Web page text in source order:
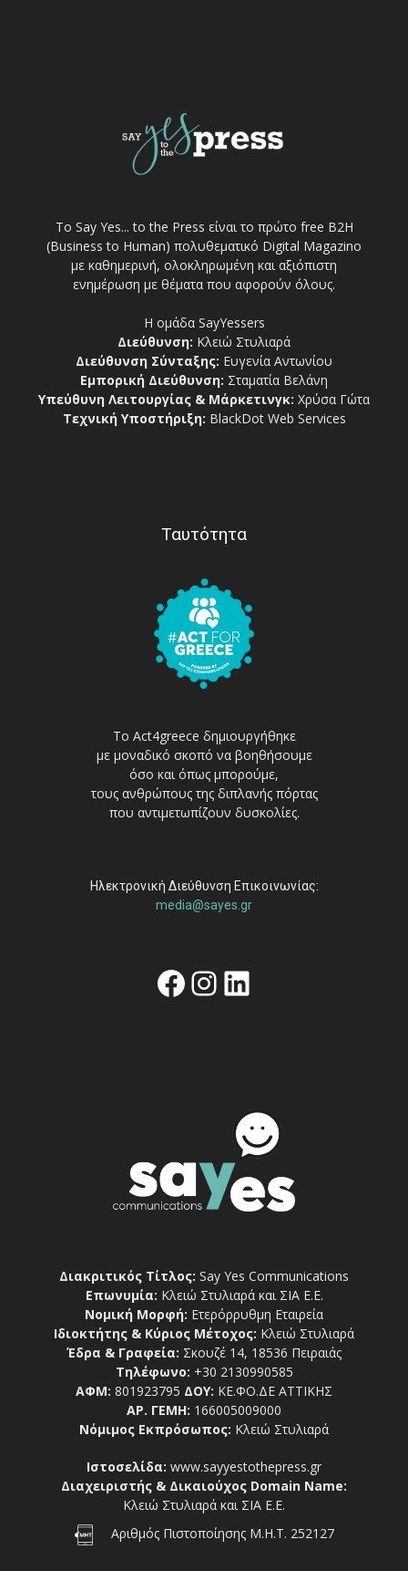
Το Say Yes... to the Press είναι το πρώτο free Β2Η
(Business to Human) πολυθεματικό Digital Magazino
με καθημερινή, ολοκληρωμένη και αξιόπιστη
ενημέρωση με θέματα που αφορούν όλους.
Η ομάδα SayYessers
Διεύθυνση: Κλειώ Στυλιαρά
Διεύθυνση Σύνταξης: Ευγενία Αντωνίου
Εμπορική Διεύθυνση: Σταματία Βελάνη
Υπεύθυνη Λειτουργίας & Μάρκετινγκ: Χρύσα Γώτα
Τεχνική Υποστήριξη: BlackDot Web Services
Ταυτότητα
Το Act4greece δημιουργήθηκε
με μοναδικό σκοπό να βοηθήσουμε
όσο και όπως μπορούμε,
τους ανθρώπους της διπλανής πόρτας
που αντιμετωπίζουν δυσκολίες.
Ηλεκτρονική Διεύθυνση Επικοινωνίας:
media@sayes.gr
Facebook
Instagram
Linkedin
Διακριτικός Τίτλος: Say Yes Communications
Επωνυμία: Κλειώ Στυλιαρά και ΣΙΑ Ε.Ε.
Νομική Μορφή: Ετερόρρυθμη Εταιρεία
Ιδιοκτήτης & Κύριος Μέτοχος: Κλειώ Στυλιαρά
Έδρα & Γραφεία: Σκουζέ 14, 18536 Πειραιάς
Τηλέφωνο: +30 2130990585
ΑΦΜ: 801923795 ΔΟΥ: ΚΕ.ΦΟ.ΔΕ ΑΤΤΙΚΗΣ
ΑΡ. ΓΕΜΗ: 166005009000
Νόμιμος Εκπρόσωπος: Κλειώ Στυλιαρά
Ιστοσελίδα: www.sayyestothepress.gr
Διαχειριστής & Δικαιούχος Domain Name:
Κλειώ Στυλιαρά και ΣΙΑ Ε.Ε.
Αριθμός Πιστοποίησης Μ.Η.Τ. 252127